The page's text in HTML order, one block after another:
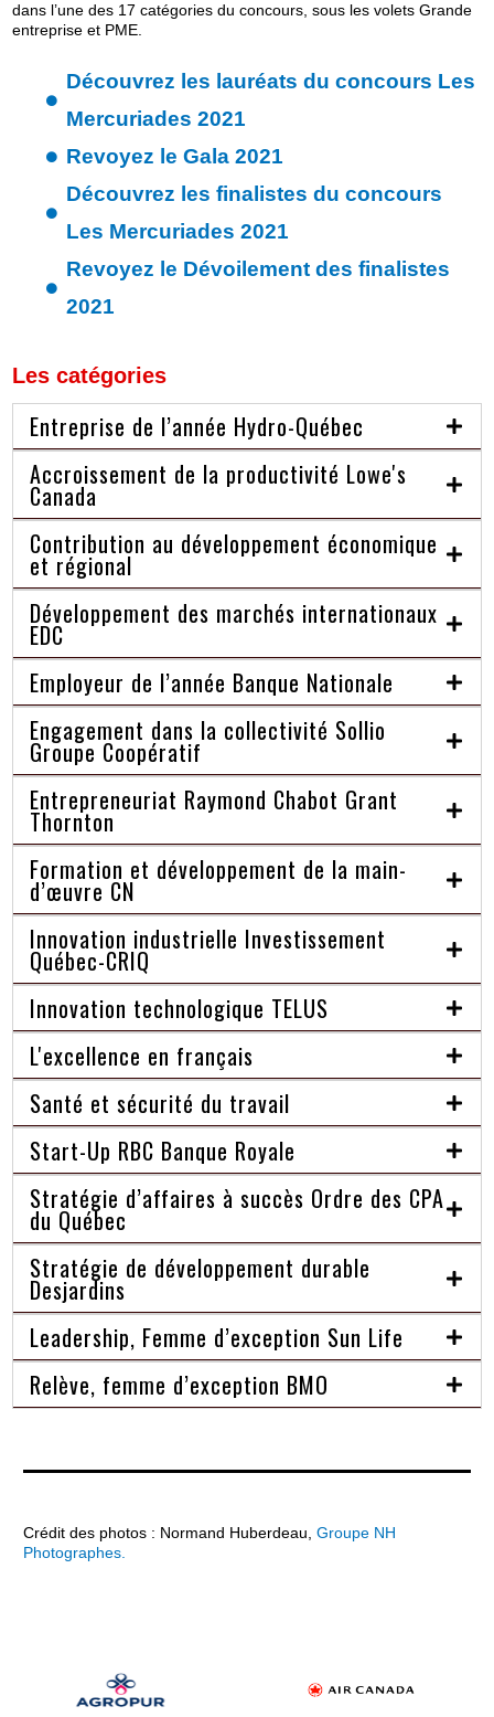
dans l’une des 17 catégories du concours, sous les volets Grande
entreprise et PME.
Découvrez les lauréats du concours Les
Mercuriades 2021
Revoyez le Gala 2021
Découvrez les finalistes du concours
Les Mercuriades 2021
Revoyez le Dévoilement des finalistes
2021
Les catégories
Entreprise de l’année Hydro-Québec
Accroissement de la productivité Lowe's
Canada
Contribution au développement économique
et régional
Développement des marchés internationaux
EDC
Employeur de l’année Banque Nationale
Engagement dans la collectivité Sollio
Groupe Coopératif
Entrepreneuriat Raymond Chabot Grant
Thornton
Formation et développement de la main-
d’œuvre CN
Innovation industrielle Investissement
Québec-CRIQ
Innovation technologique TELUS
L'excellence en français
Santé et sécurité du travail
Start-Up RBC Banque Royale
Stratégie d’affaires à succès Ordre des CPA
du Québec
Stratégie de développement durable
Desjardins
Leadership, Femme d’exception Sun Life
Relève, femme d’exception BMO
Crédit des photos : Normand Huberdeau,Groupe NH
Photographes.